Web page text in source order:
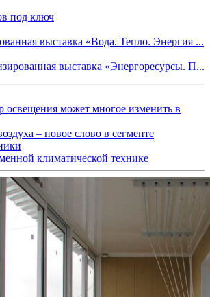
под ключ
выставка «Вода. Тепло. Энергия ...
выставка «Энергоресурсы. П...
может многое изменить в
– новое слово в сегменте
климатической технике